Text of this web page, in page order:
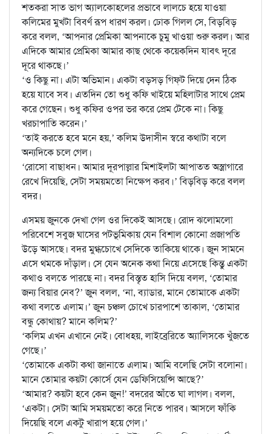
শতকরা সাত ভাগ অ্যালকোহলের প্রভাবে লালচে হয়ে যাওয়া
কলিমের মুখটা বিবর্ণ রূপ ধারণ করল। ঢোক গিলল সে, বিড়বিড়
করে বলল, ‘আপনার প্রেমিকা আপনাকে চুমু খাওয়া শুরু করল। আর
এদিকে আমার প্রেমিকা আমার কাছ থেকে কয়েকদিন যাবৎ দূরে
দূরে থাকছে।’
‘ও কিছু না। এটা অভিমান। একটা বড়সড় গিফ্‌ট দিয়ে দেন ঠিক
হয়ে যাবে সব। এতদিন তো শুধু কফি খাইয়ে মহিলাটার সাথে প্রেম
করে গেছেন। শুধু কফির ওপর ভর করে প্রেম টেকে না। কিছু
খরচাপাতি করেন।’
‘তাই করতে হবে মনে হয়,’ কলিম উদাসীন স্বরে কথাটা বলে
অন্যদিকে চলে গেল।
‘রোসো বাছাধন। আমার দূরপাল্লার মিশাইলটা আপাতত অস্ত্রাগারে
রেখে দিয়েছি, সেটা সময়মতো নিক্ষেপ করব।’ বিড়বিড় করে বলল
বদর।
এসময় জুনকে দেখা গেল ওর দিকেই আসছে। রোদ ঝলোমলো
পরিবেশে সবুজ ঘাসের পটভূমিকায় যেন বিশাল কোনো প্রজাপতি
উড়ে আসছে। বদর মুগ্ধচোখে সেদিকে তাকিয়ে থাকে। জুন সামনে
এসে থমকে দাঁড়াল। সে যেন অনেক কথা নিয়ে এসেছে কিন্তু একটা
কথাও বলতে পারছে না। বদর বিস্তৃত হাসি দিয়ে বলল, ‘তোমার
জন্য বিয়ার নেব?’ জুন বলল, ‘না, ব্যাডার, মানে তোমাকে একটা
কথা বলতে এলাম।’ জুন চঞ্চল চোখে চারপাশে তাকাল, ‘তোমার
বন্ধু কোথায়? মানে কলিম?’
‘কলিম এখন এখানে নেই। বোধহয়, লাইব্রেরিতে অ্যালিসকে খুঁজতে
গেছে।’
‘তোমাকে একটা কথা জানাতে এলাম। আমি বলেছি সেটা বলোনা।
মানে তোমার কয়টা কোর্সে যেন ডেফিসিয়েন্সি আছে?’
‘আমার? কয়টা হবে কেন জুন!’ বদরের আঁতে ঘা লাগল। বলল,
‘একটা। সেটা আমি সময়মতো করে নিতে পারব। আসলে ফাঁকি
দিয়েছি বলে একটু খারাপ হয়ে গেল।’